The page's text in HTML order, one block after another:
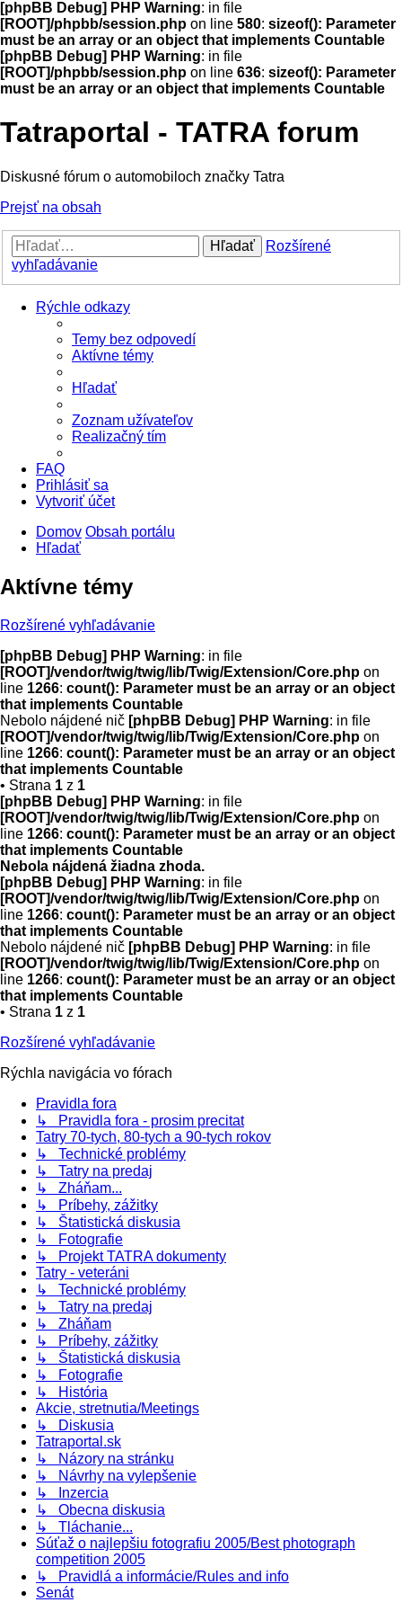
[phpBB Debug] PHP Warning: in file
[ROOT]/phpbb/session.php on line 580: sizeof(): Parameter
must be an array or an object that implements Countable
[phpBB Debug] PHP Warning: in file
[ROOT]/phpbb/session.php on line 636: sizeof(): Parameter
must be an array or an object that implements Countable
Tatraportal - TATRA forum
Diskusné fórum o automobiloch značky Tatra
Prejsť na obsah
Hľadať
Rozšírené
vyhľadávanie
Rýchle odkazy
Temy bez odpovedí
Aktívne témy
Hľadať
Zoznam užívateľov
Realizačný tím
FAQ
Prihlásiť sa
Vytvoriť účet
Domov Obsah portálu
Hľadať
Aktívne témy
Rozšírené vyhľadávanie
[phpBB Debug] PHP Warning: in file
[ROOT]/vendor/twig/twig/lib/Twig/Extension/Core.php on
line 1266: count(): Parameter must be an array or an object
that implements Countable
Nebolo nájdené nič [phpBB Debug] PHP Warning: in file
[ROOT]/vendor/twig/twig/lib/Twig/Extension/Core.php on
line 1266: count(): Parameter must be an array or an object
that implements Countable
• Strana 1 z 1
[phpBB Debug] PHP Warning: in file
[ROOT]/vendor/twig/twig/lib/Twig/Extension/Core.php on
line 1266: count(): Parameter must be an array or an object
that implements Countable
Nebola nájdená žiadna zhoda.
[phpBB Debug] PHP Warning: in file
[ROOT]/vendor/twig/twig/lib/Twig/Extension/Core.php on
line 1266: count(): Parameter must be an array or an object
that implements Countable
Nebolo nájdené nič [phpBB Debug] PHP Warning: in file
[ROOT]/vendor/twig/twig/lib/Twig/Extension/Core.php on
line 1266: count(): Parameter must be an array or an object
that implements Countable
• Strana 1 z 1
Rozšírené vyhľadávanie
Rýchla navigácia vo fórach
Pravidla fora
↳ Pravidla fora - prosim precitat
Tatry 70-tych, 80-tych a 90-tych rokov
↳ Technické problémy
↳ Tatry na predaj
↳ Zháňam...
↳ Príbehy, zážitky
↳ Štatistická diskusia
↳ Fotografie
↳ Projekt TATRA dokumenty
Tatry - veteráni
↳ Technické problémy
↳ Tatry na predaj
↳ Zháňam
↳ Príbehy, zážitky
↳ Štatistická diskusia
↳ Fotografie
↳ História
Akcie, stretnutia/Meetings
↳ Diskusia
Tatraportal.sk
↳ Názory na stránku
↳ Návrhy na vylepšenie
↳ Inzercia
↳ Obecna diskusia
↳ Tláchanie...
Súťaž o najlepšiu fotografiu 2005/Best photograph
competition 2005
↳ Pravidlá a informácie/Rules and info
Senát